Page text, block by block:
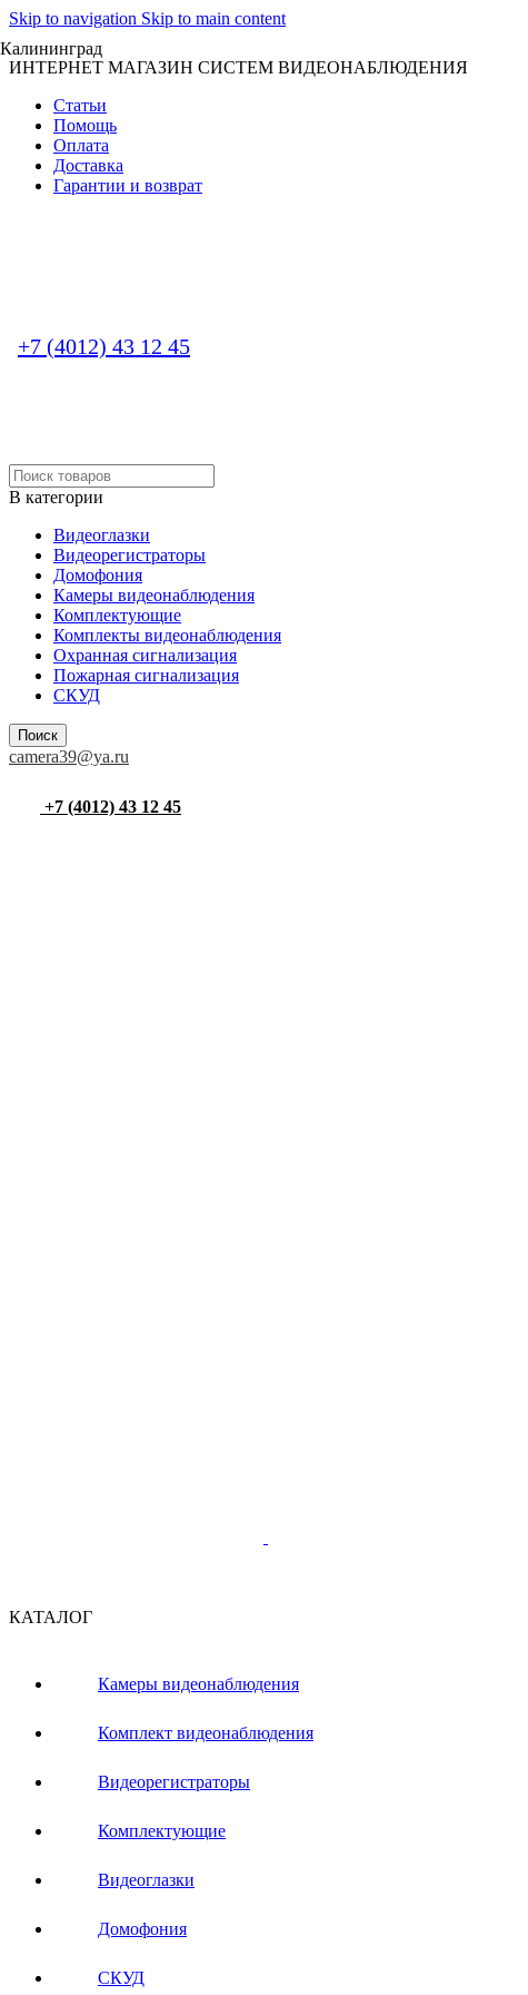
Skip to navigation Skip to main content
Калининград
ИНТЕРНЕТ МАГАЗИН СИСТЕМ ВИДЕОНАБЛЮДЕНИЯ
Статьи
Помощь
Оплата
Доставка
Гарантии и возврат
+7 (4012) 43 12 45
В категории
Видеоглазки
Видеорегистраторы
Домофония
Камеры видеонаблюдения
Комплектующие
Комплекты видеонаблюдения
Охранная сигнализация
Пожарная сигнализация
СКУД
Поиск
camera39@ya.ru
+7 (4012) 43 12 45
КАТАЛОГ
Камеры видеонаблюдения
Комплект видеонаблюдения
Видеорегистраторы
Комплектующие
Видеоглазки
Домофония
СКУД